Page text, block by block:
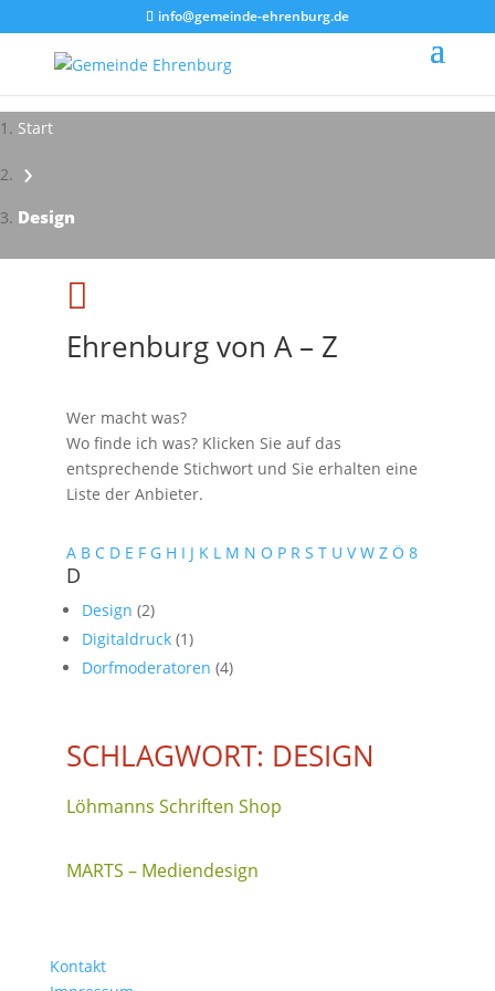
info@gemeinde-ehrenburg.de
Start
›
Design

Ehrenburg von A – Z
Wer macht was?
Wo finde ich was? Klicken Sie auf das
entsprechende Stichwort und Sie erhalten eine
Liste der Anbieter.
A B C D E F G H I J K L M N O P R S T U V W Z Ö 8
D
Design (2)
Digitaldruck (1)
Dorfmoderatoren (4)
SCHLAGWORT: DESIGN
Löhmanns Schriften Shop
MARTS – Mediendesign
Kontakt